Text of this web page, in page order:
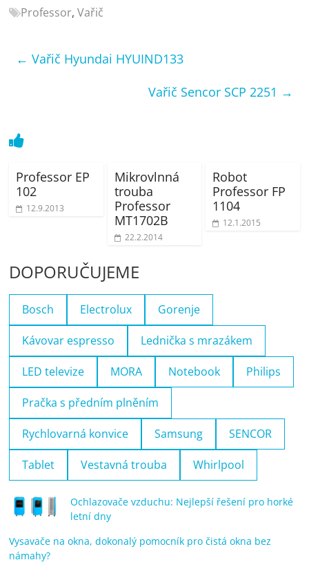
recenze,
notebooky,
Professor,Vařič
← Vařič Hyundai HYUIND133
Vařič Sencor SCP 2251 →
Professor EP
102
12.9.2013
Mikrovlnná
trouba
Professor
MT1702B
22.2.2014
Robot
Professor FP
1104
12.1.2015
DOPORUČUJEME
Bosch Electrolux Gorenje
Kávovar espresso Lednička s mrazákem
LED televize MORA Notebook Philips
Pračka s předním plněním
Rychlovarná konvice Samsung SENCOR
Tablet Vestavná trouba Whirlpool
Ochlazovače vzduchu: Nejlepší řešení pro horké
letní dny
Vysavače na okna, dokonalý pomocník pro čistá okna bez
námahy?